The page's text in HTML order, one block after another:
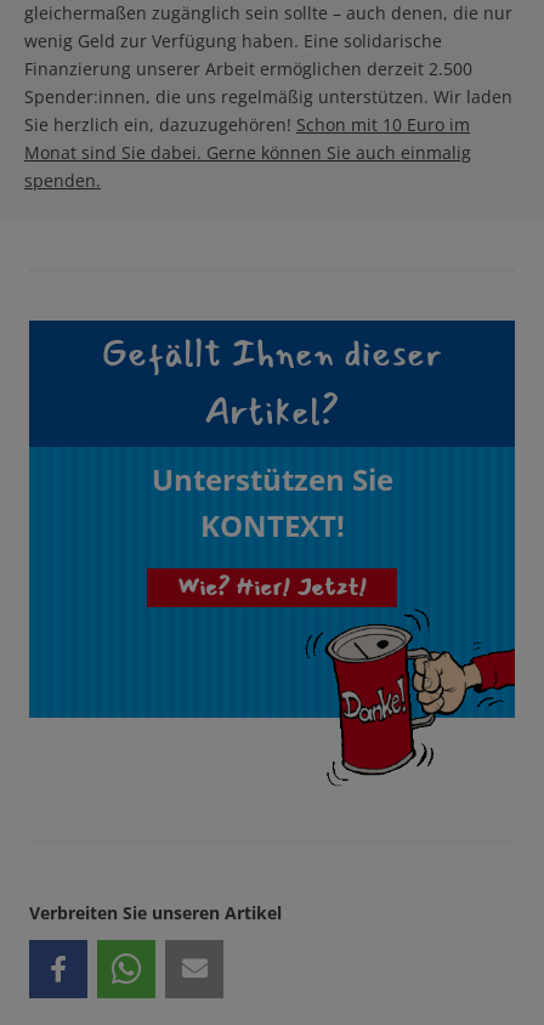
gleichermaßen zugänglich sein sollte – auch denen, die nur
wenig Geld zur Verfügung haben. Eine solidarische
Finanzierung unserer Arbeit ermöglichen derzeit 2.500
Spender:innen, die uns regelmäßig unterstützen. Wir laden
Sie herzlich ein, dazuzugehören! Schon mit 10 Euro im
Monat sind Sie dabei. Gerne können Sie auch einmalig
spenden.
Gefällt Ihnen dieser
Artikel?
Unterstützen Sie
KONTEXT!
Wie? Hier! Jetzt!
Verbreiten Sie unseren Artikel